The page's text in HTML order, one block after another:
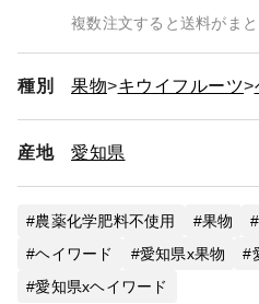
複数注文すると送料がまと
種別 果物 キウイフルーツ
産地 愛知県
農薬化学肥料不使用 果物
ヘイワード
愛知県x果物
愛知県xヘイワード